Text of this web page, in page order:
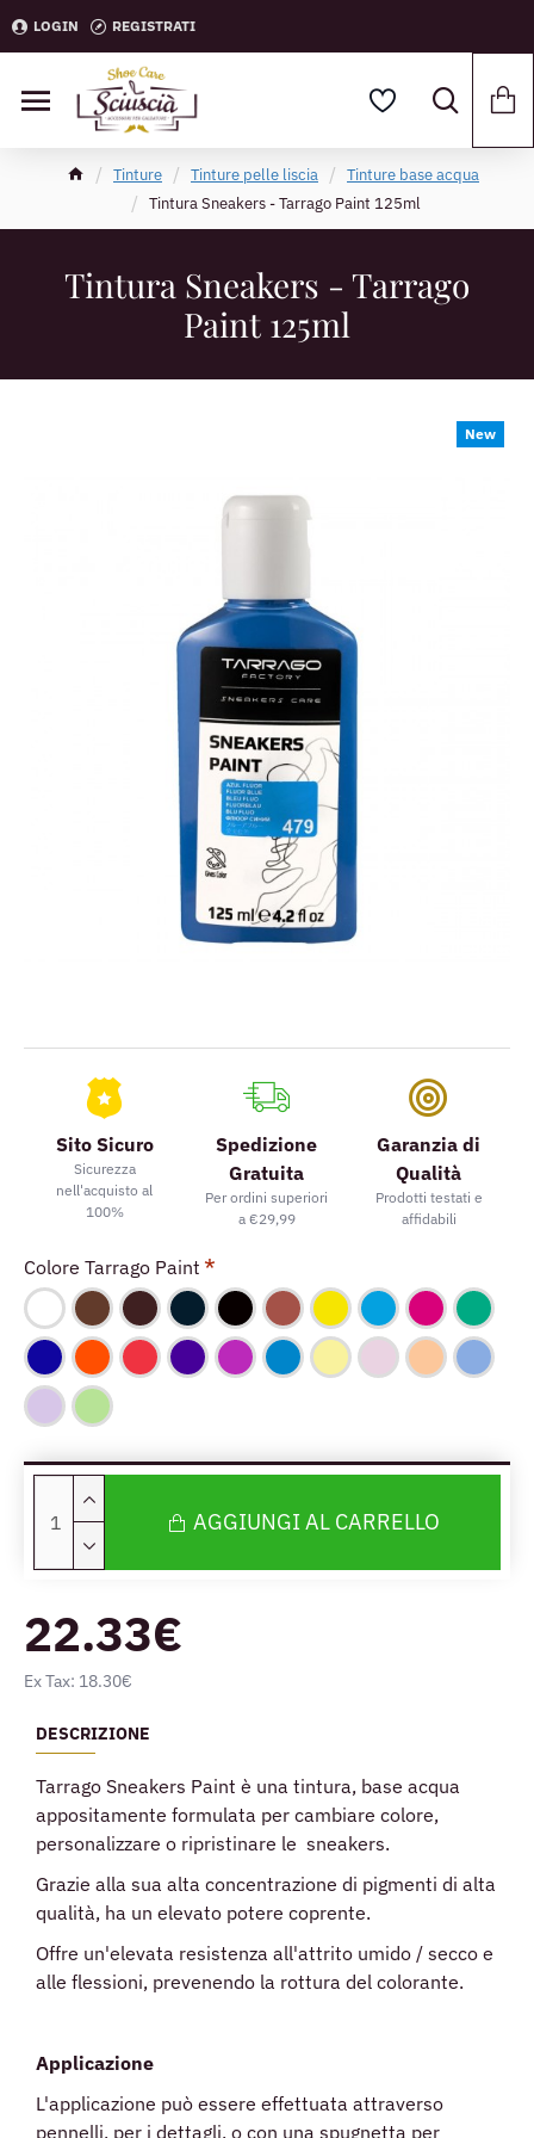
LOGIN REGISTRATI
Tinture Tinture pelle liscia
Tinture base acqua
Tintura Sneakers - Tarrago Paint 125ml
Tintura Sneakers - Tarrago
Paint 125ml
New
Sito Sicuro
Sicurezza
nell'acquisto al
100%
Spedizione
Gratuita
Per ordini superiori
a €29,99
Garanzia di
Qualità
Prodotti testati e
affidabili
22.33€
Ex Tax: 18.30€
Colore Tarrago Paint
AGGIUNGI AL CARRELLO
DESCRIZIONE
Tarrago Sneakers Paint è una tintura, base acqua
appositamente formulata per cambiare colore,
personalizzare o ripristinare le sneakers.
Grazie alla sua alta concentrazione di pigmenti di alta
qualità, ha un elevato potere coprente.
Offre un'elevata resistenza all'attrito umido / secco e
alle flessioni, prevenendo la rottura del colorante.
Applicazione
L'applicazione può essere effettuata attraverso
pennelli, per i dettagli, o con una spugnetta per